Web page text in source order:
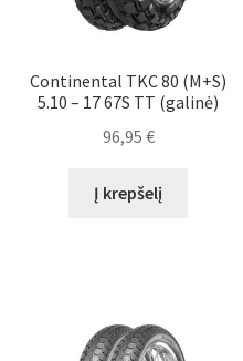
Continental TKC 80 (M+S)
5.10 – 17 67S TT (galinė)
96,95 €
Į krepšelį